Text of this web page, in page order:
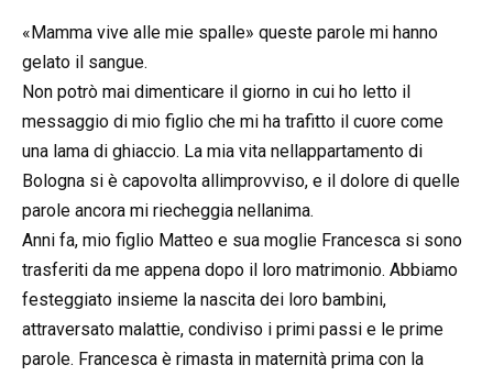
«Mamma vive alle mie spalle» queste parole mi hanno
gelato il sangue.
Non potrò mai dimenticare il giorno in cui ho letto il
messaggio di mio figlio che mi ha trafitto il cuore come
una lama di ghiaccio. La mia vita nellappartamento di
Bologna si è capovolta allimprovviso, e il dolore di quelle
parole ancora mi riecheggia nellanima.
Anni fa, mio figlio Matteo e sua moglie Francesca si sono
trasferiti da me appena dopo il loro matrimonio. Abbiamo
festeggiato insieme la nascita dei loro bambini,
attraversato malattie, condiviso i primi passi e le prime
parole. Francesca è rimasta in maternità prima con la